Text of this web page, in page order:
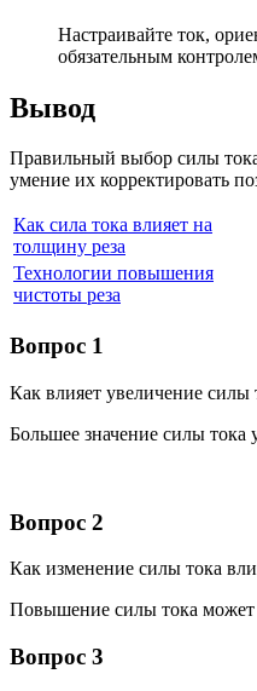
Настраивайте ток,
обязательным
Вывод
Правильный выбор силы
умение их корректировать
Как сила тока влияет на
толщину реза
Технологии повышения
чистоты реза
Вопрос 1
Как влияет увеличение силы
Большее значение силы тока
Вопрос 2
Как изменение силы тока
Повышение силы тока может
Вопрос 3